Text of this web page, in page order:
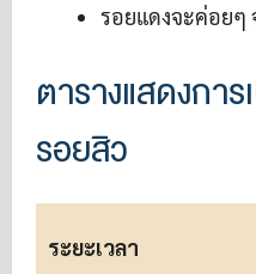
รอยแดงจะค่อยๆ
ตารางแสดงกา
รอยสิว
ระยะเวลา